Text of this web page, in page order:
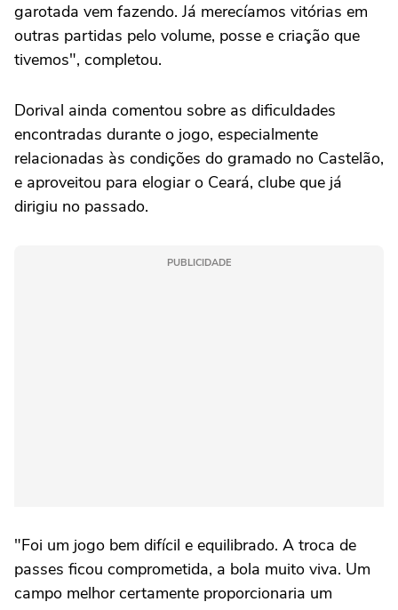
garotada vem fazendo. Já merecíamos vitórias em
outras partidas pelo volume, posse e criação que
tivemos", completou.
Dorival ainda comentou sobre as dificuldades
encontradas durante o jogo, especialmente
relacionadas às condições do gramado no Castelão,
e aproveitou para elogiar o Ceará, clube que já
dirigiu no passado.
PUBLICIDADE
"Foi um jogo bem difícil e equilibrado. A troca de
passes ficou comprometida, a bola muito viva. Um
campo melhor certamente proporcionaria um